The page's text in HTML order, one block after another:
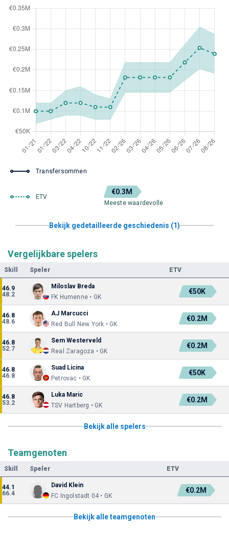
Transfersommen
ETV
€0.3M
Meeste waardevolle
Bekijk gedetailleerde geschiedenis (1)
Vergelijkbare spelers
Skill Speler ETV
46.9
48.2
Miloslav Breda
FK Humenne • GK
€50K
46.8
48.6
AJ Marcucci
Red Bull New York • GK
€0.2M
46.8
52.7
Sem Westerveld
Real Zaragoza • GK
€0.2M
46.8
46.8
Suad Licina
Petrovac • GK
€50K
46.8
53.2
Luka Maric
TSV Hartberg • GK
€0.2M
Bekijk alle spelers
Teamgenoten
Skill Speler ETV
44.1
66.4
David Klein
FC Ingolstadt 04 • GK
€0.2M
Bekijk alle teamgenoten